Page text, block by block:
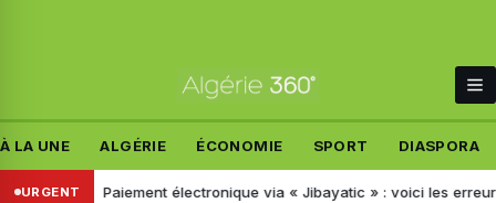
À LA UNE ALGÉRIE ÉCONOMIE SPORT DIASPORA
URGENTPaiement électronique via « Jibayatic » : voici les erreurs à ne